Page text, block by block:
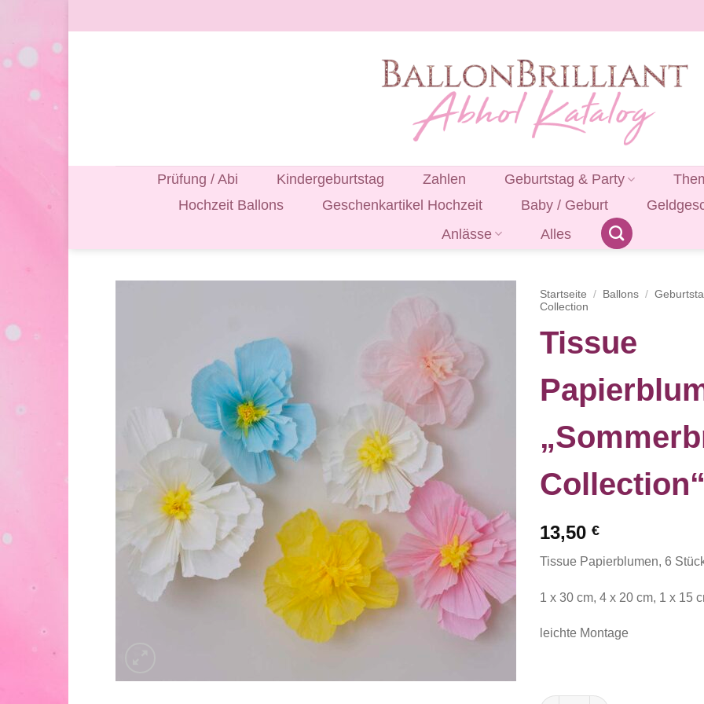
Inhalt
Prüfung / Abi Kindergeburtstag Zahlen Geburtstag & Party
Hochzeit Ballons
Geschenkartikel Hochzeit Baby / Geburt
Anlässe
Alles
Startseite / Ballons /
Collection
Tissue
13,50 €
Tissue Papierblumen, 6
1 x 30 cm, 4 x 20 cm, 1 x 15
leichte Montage